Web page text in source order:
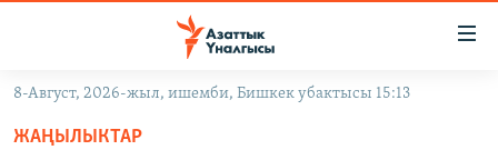
Навигацияга
өтүңүз
8-Август, 2026-жыл, ишемби, Бишкек убактысы 15:13
ЖАҢЫЛЫКТАР